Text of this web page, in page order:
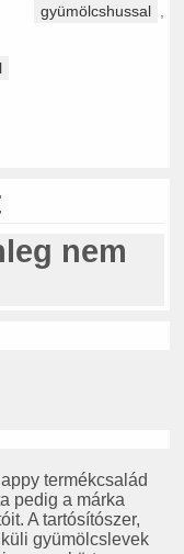
gyümölcshussal
nem
termékcsalád
pedig a márka
A tartósítószer,
gyümölcslevek